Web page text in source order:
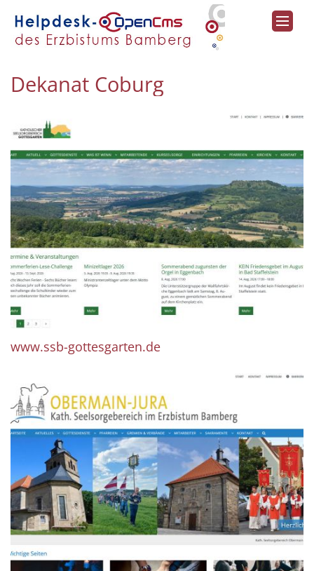
Zum Inhalt springen
Dekanat Coburg
www.ssb-gottesgarten.de